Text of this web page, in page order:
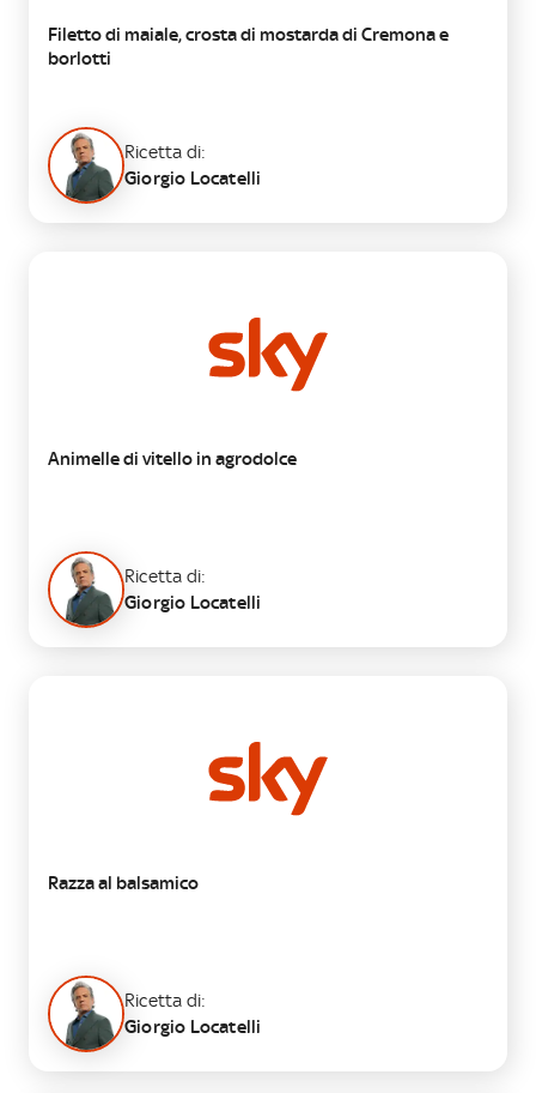
Filetto di maiale, crosta di mostarda di Cremona e
borlotti
Ricetta di:
Giorgio Locatelli
Animelle di vitello in agrodolce
Ricetta di:
Giorgio Locatelli
Razza al balsamico
Ricetta di:
Giorgio Locatelli